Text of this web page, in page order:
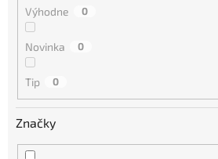
Výhodne 0
Novinka 0
Tip 0
Značky